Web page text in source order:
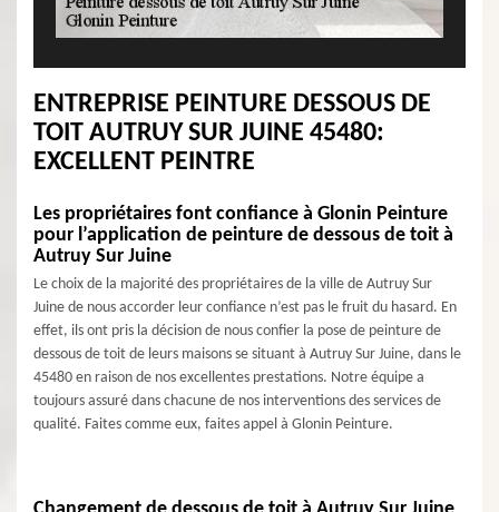
ENTREPRISE PEINTURE DESSOUS DE
TOIT AUTRUY SUR JUINE 45480:
EXCELLENT PEINTRE
Les propriétaires font confiance à Glonin Peinture
pour l’application de peinture de dessous de toit à
Autruy Sur Juine
Le choix de la majorité des propriétaires de la ville de Autruy Sur
Juine de nous accorder leur confiance n’est pas le fruit du hasard. En
effet, ils ont pris la décision de nous confier la pose de peinture de
dessous de toit de leurs maisons se situant à Autruy Sur Juine, dans le
45480 en raison de nos excellentes prestations. Notre équipe a
toujours assuré dans chacune de nos interventions des services de
qualité. Faites comme eux, faites appel à Glonin Peinture.